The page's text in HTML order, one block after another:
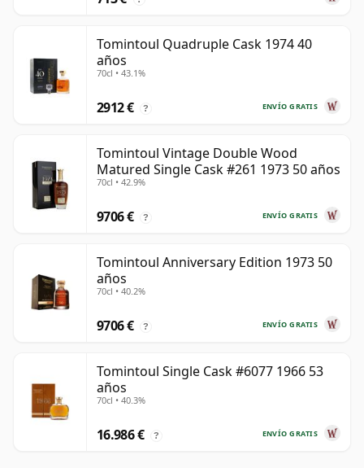
Tomintoul Quadruple Cask 1974 40
años
70cl • 43.1%
ENVÍO GRATIS
2912 € ?
Tomintoul Vintage Double Wood
Matured Single Cask #261 1973 50 años
70cl • 42.9%
ENVÍO GRATIS
9706 € ?
Tomintoul Anniversary Edition 1973 50
años
70cl • 40.2%
ENVÍO GRATIS
9706 € ?
Tomintoul Single Cask #6077 1966 53
años
70cl • 40.3%
ENVÍO GRATIS
16.986 € ?